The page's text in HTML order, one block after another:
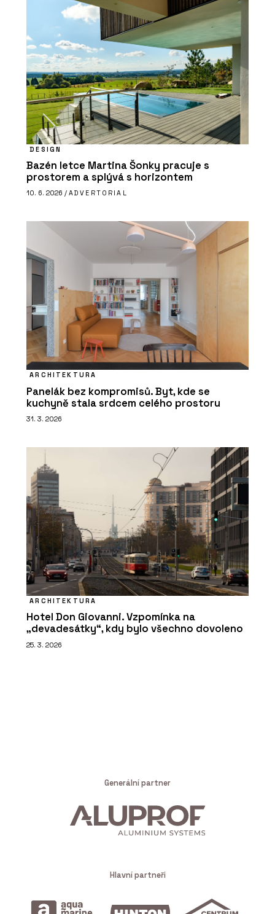
DESIGN
Bazén letce Martina Šonky pracuje s
prostorem a splývá s horizontem
10. 6. 2026 / ADVERTORIAL
ARCHITEKTURA
Panelák bez kompromisů. Byt, kde se
kuchyně stala srdcem celého prostoru
31. 3. 2026
ARCHITEKTURA
Hotel Don Giovanni. Vzpomínka na
„devadesátky“, kdy bylo všechno dovoleno
25. 3. 2026
Generální partner
Hlavní partneři